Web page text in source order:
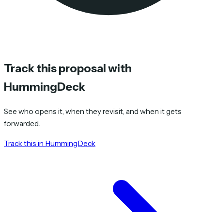
Track this proposal with
HummingDeck
See who opens it, when they revisit, and when it gets
forwarded.
Track this in HummingDeck